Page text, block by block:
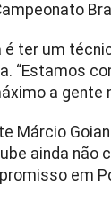
é ter um
“Estamos
a gente
Márcio
ainda não
em